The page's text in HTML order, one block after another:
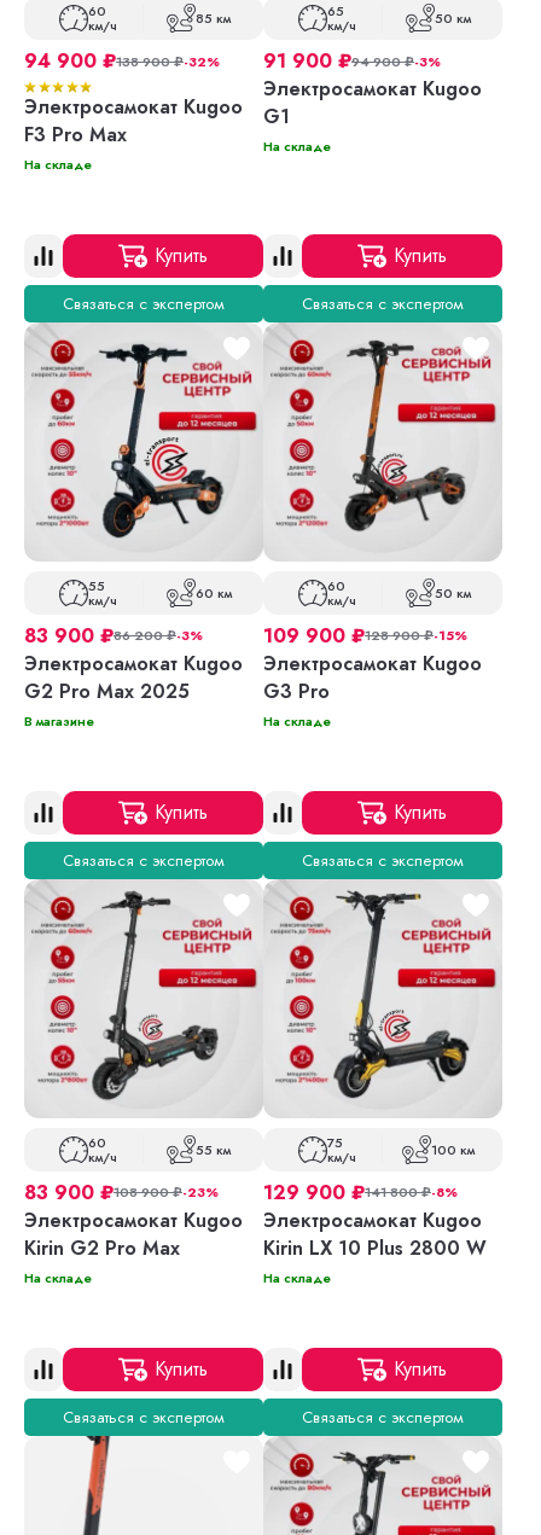
60
км/ч 85 км
94 900 ₽138 900₽-32%
Электросамокат Kugoo
F3 Pro Max
На складе
Купить
Связаться с экспертом
65
км/ч 50 км
91 900 ₽94 900₽-3%
Электросамокат Kugoo
G1
На складе
Купить
Связаться с экспертом
55
км/ч 60 км
83 900 ₽86 200₽-3%
Электросамокат Kugoo
G2 Pro Max 2025
В магазине
Купить
Связаться с экспертом
60
км/ч 50 км
109 900 ₽128 900₽-15%
Электросамокат Kugoo
G3 Pro
На складе
Купить
Связаться с экспертом
60
км/ч 55 км
83 900 ₽108 900₽-23%
Электросамокат Kugoo
Kirin G2 Pro Max
На складе
Купить
Связаться с экспертом
75
км/ч 100 км
129 900 ₽141 800₽-8%
Электросамокат Kugoo
Kirin LX 10 Plus 2800 W
На складе
Купить
Связаться с экспертом